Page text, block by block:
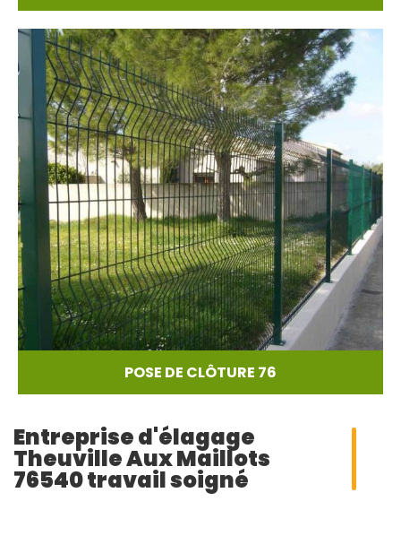
POSE DE CLÔTURE 76
Entreprise d'élagage
Theuville Aux Maillots
76540 travail soigné